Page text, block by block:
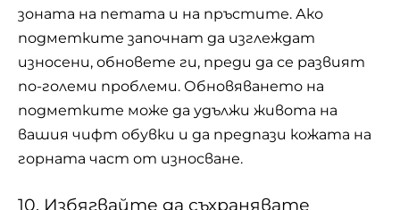
зоната на петата и на пръстите. Ако
подметките започнат да изглеждат
износени, обновете ги, преди да се развият
по-големи проблеми. Обновяването на
подметките може да удължи живота на
вашия чифт обувки и да предпази кожата на
горната част от износване.
10. Избягвайте да съхранявате